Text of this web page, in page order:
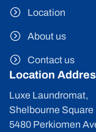
Location
About us
Contact us
Location
Luxe Laundromat,
Shelbourne Square
5480 Perkiomen